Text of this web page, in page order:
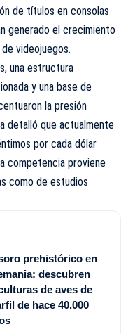
de títulos en consolas
generado el crecimiento
videojuegos.
una estructura
y una base de
la presión
detalló que actualmente
por cada dólar
competencia proviene
como de estudios
prehistórico en
descubren
de aves de
de hace 40.000